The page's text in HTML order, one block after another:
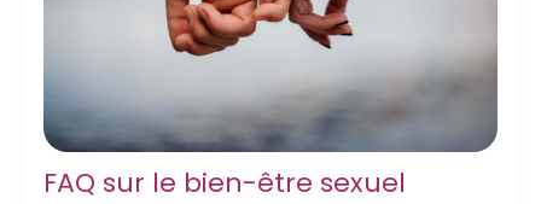
FAQ sur le bien-être sexuel